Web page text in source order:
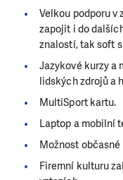
Velkou podporu v
zapojit i do
znalostí, tak soft
Jazykové kurzy a
lidských zdrojů a
MultiSport kartu.
Laptop a mobilní
Možnost občasné
Firemní kulturu